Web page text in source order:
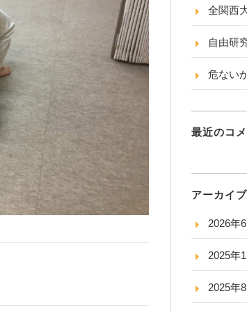
全関西
自由研
危ない
最近のコ
アーカイブ
2026年6
2025年
2025年8